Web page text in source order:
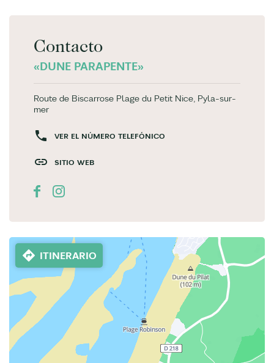
Contacto
«DUNE PARAPENTE»
Route de Biscarrose Plage du Petit Nice, Pyla-sur-
mer
VER EL NÚMERO TELEFÓNICO
SITIO WEB
ITINERARIO